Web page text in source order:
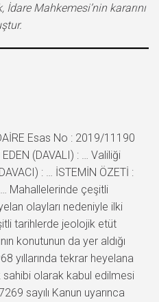
Mahkemesi’nin kararını
Esas No : 2019/11190
(DAVALI) : … Valiliği
: … İSTEMİN ÖZETİ :
Mahallelerinde çeşitli
olayları nedeniyle ilki
tarihlerde jeolojik etüt
konutunun da yer aldığı
yıllarında tekrar heyelana
olarak kabul edilmesi
sayılı Kanun uyarınca